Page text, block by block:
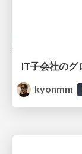
kyonmm